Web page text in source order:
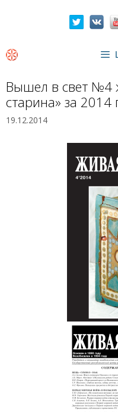
Вышел в свет №4
старина» за 2014
19.12.2014